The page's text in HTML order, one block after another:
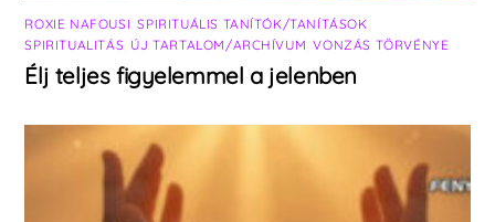
ROXIE NAFOUSI ,SPIRITUÁLIS TANÍTÓK/TANÍTÁSOK
SPIRITUALITÁS ÚJ TARTALOM/ARCHÍVUM ,VONZÁS TÖRVÉNYE
Élj teljes figyelemmel a jelenben